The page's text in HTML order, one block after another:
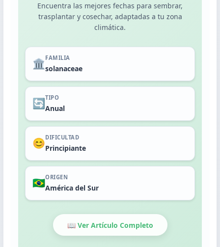
Dashboard Calendario
Noviembre
Diciembre
Enero
Febrero
POR ACTIVIDAD
Siembra
Trasplante
Encuentra las mejores fechas para sembrar,
trasplantar y cosechar, adaptadas a tu zona
climática.
🏛️ FAMILIA
solanaceae
🔄 TIPO
Anual
😊DIFICULTAD
Principiante
🇧🇷ORIGEN
América del Sur
📖 Ver Artículo Completo